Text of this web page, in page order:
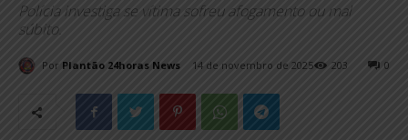
Polícia investiga se vítima sofreu afogamento ou mal
súbito.
Por Plantão 24horas News 14 de novembro de 2025 0
203